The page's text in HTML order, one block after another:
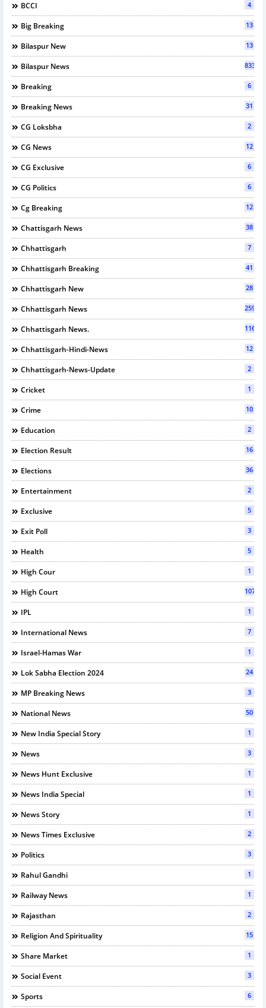
BCCI 4
Big Breaking 13
Bilaspur New 13
Bilaspur News 833
Breaking 6
Breaking News 31
CG Loksbha 2
CG News 12
CG Exclusive 6
CG Politics 6
Cg Breaking 12
Chattisgarh News 38
Chhattisgarh 7
Chhattisgarh Breaking 41
Chhattisgarh New 28
Chhattisgarh News 2595
Chhattisgarh News. 116
Chhattisgarh-Hindi-News 12
Chhattisgarh-News-Update 2
Cricket 1
Crime 10
Education 2
Election Result 16
Elections 36
Entertainment 2
Exclusive 5
Exit Poll 3
Health 5
High Cour 1
High Court 107
IPL 1
International News 7
Israel-Hamas War 1
Lok Sabha Election 2024 24
MP Breaking News 3
National News 50
New India Special Story 1
News 3
News Hunt Exclusive 1
News India Special 1
News Story 1
News Times Exclusive 2
Politics 3
Rahul Gandhi 1
Railway News 1
Rajasthan 2
Religion And Spirituality 15
Share Market 1
Social Event 3
Sports 6